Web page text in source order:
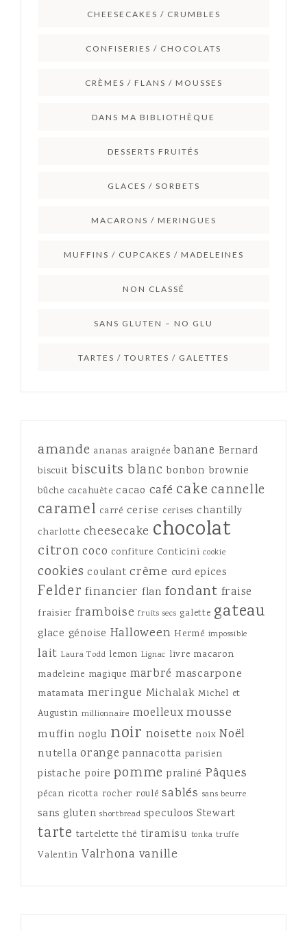
CHEESECAKES / CRUMBLES
CONFISERIES / CHOCOLATS
CRÈMES / FLANS / MOUSSES
DANS MA BIBLIOTHÈQUE
DESSERTS FRUITÉS
GLACES / SORBETS
MACARONS / MERINGUES
MUFFINS / CUPCAKES / MADELEINES
NON CLASSÉ
SANS GLUTEN – NO GLU
TARTES / TOURTES / GALETTES
amande ananas araignée banane Bernard
biscuit biscuits blanc bonbon brownie
bûche cacahuète cacao café cake cannelle
caramel carré cerise cerises chantilly
charlotte cheesecake chocolat
citron coco confiture Conticini cookie
cookies coulant crème curd epices
Felder financier flan fondant fraise
fraisier framboise fruits secs galette gateau
glace génoise Halloween Hermé impossible
lait Laura Todd lemon Lignac livre macaron
madeleine magique marbré mascarpone
matamata meringue Michalak Michel et
Augustin millionnaire moelleux mousse
muffin noglu noir noisette noix Noël
nutella orange pannacotta parisien
pistache poire pomme praliné Pâques
pécan ricotta rocher roulé sablés sans beurre
sans gluten shortbread speculoos Stewart
tarte tartelette thé tiramisu tonka truffe
Valentin Valrhona vanille